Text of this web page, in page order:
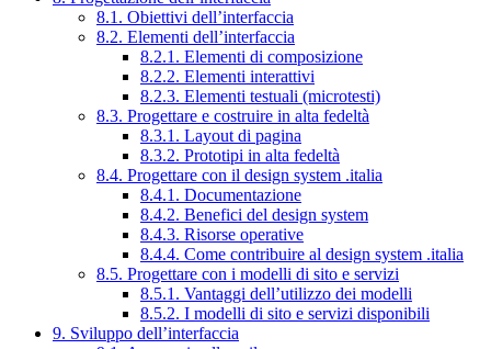
8.1. Obiettivi dell’interfaccia
8.2. Elementi dell’interfaccia
8.2.1. Elementi di composizione
8.2.2. Elementi interattivi
8.2.3. Elementi testuali (microtesti)
8.3. Progettare e costruire in alta fedeltà
8.3.1. Layout di pagina
8.3.2. Prototipi in alta fedeltà
8.4. Progettare con il design system .italia
8.4.1. Documentazione
8.4.2. Benefici del design system
8.4.3. Risorse operative
8.4.4. Come contribuire al design system .italia
8.5. Progettare con i modelli di sito e servizi
8.5.1. Vantaggi dell’utilizzo dei modelli
8.5.2. I modelli di sito e servizi disponibili
9. Sviluppo dell’interfaccia